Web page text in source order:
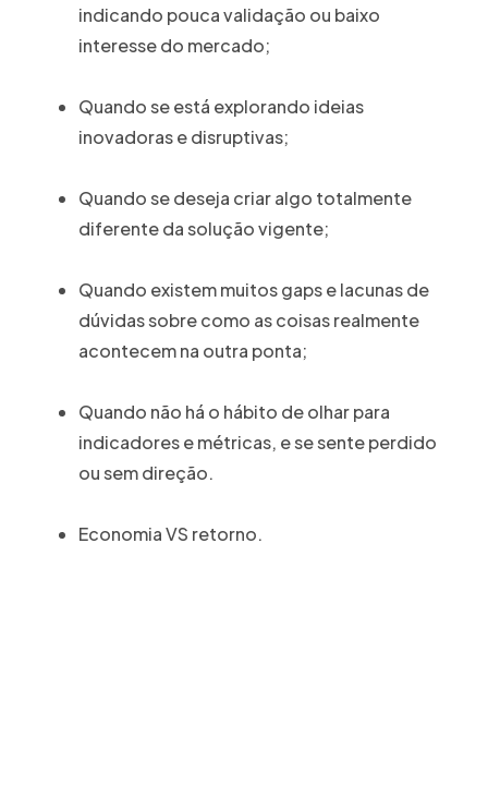
indicando pouca validação ou baixo
interesse do mercado;
Quando se está explorando ideias
inovadoras e disruptivas;
Quando se deseja criar algo totalmente
diferente da solução vigente;
Quando existem muitos gaps e lacunas de
dúvidas sobre como as coisas realmente
acontecem na outra ponta;
Quando não há o hábito de olhar para
indicadores e métricas, e se sente perdido
ou sem direção.
Economia VS retorno.